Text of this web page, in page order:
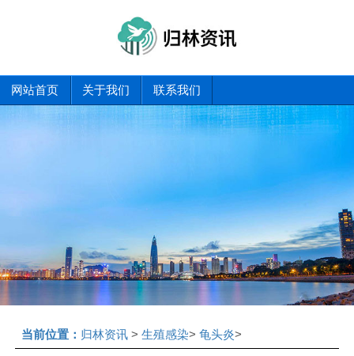
网站首页 关于我们 联系我们
当前位置： 归林资讯> 生殖感染> 龟头炎>